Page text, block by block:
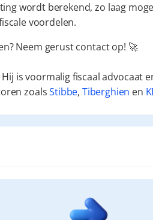
wordt berekend, zo laag
voordelen.
Neem gerust contact op! 🚀
is voormalig fiscaal advocaat
zoalsStibbe, Tiberghien en